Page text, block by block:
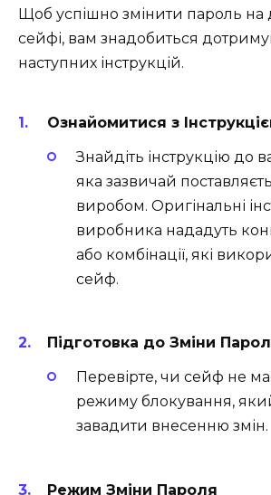
Щоб успішно змінити пароль на
сейфі, вам знадобиться
наступних інструкцій.
Ознайомитися з
Знайдіть інструкцію до
яка зазвичай
виробом. Оригінальні
виробника нададуть
або комбінації, які
сейф.
Підготовка до Зміни
Перевірте, чи сейф не
режиму блокування,
завадити внесенню змін.
Режим Зміни Пароля